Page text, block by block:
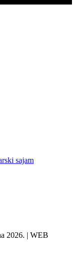
sajam
2026. | WEB